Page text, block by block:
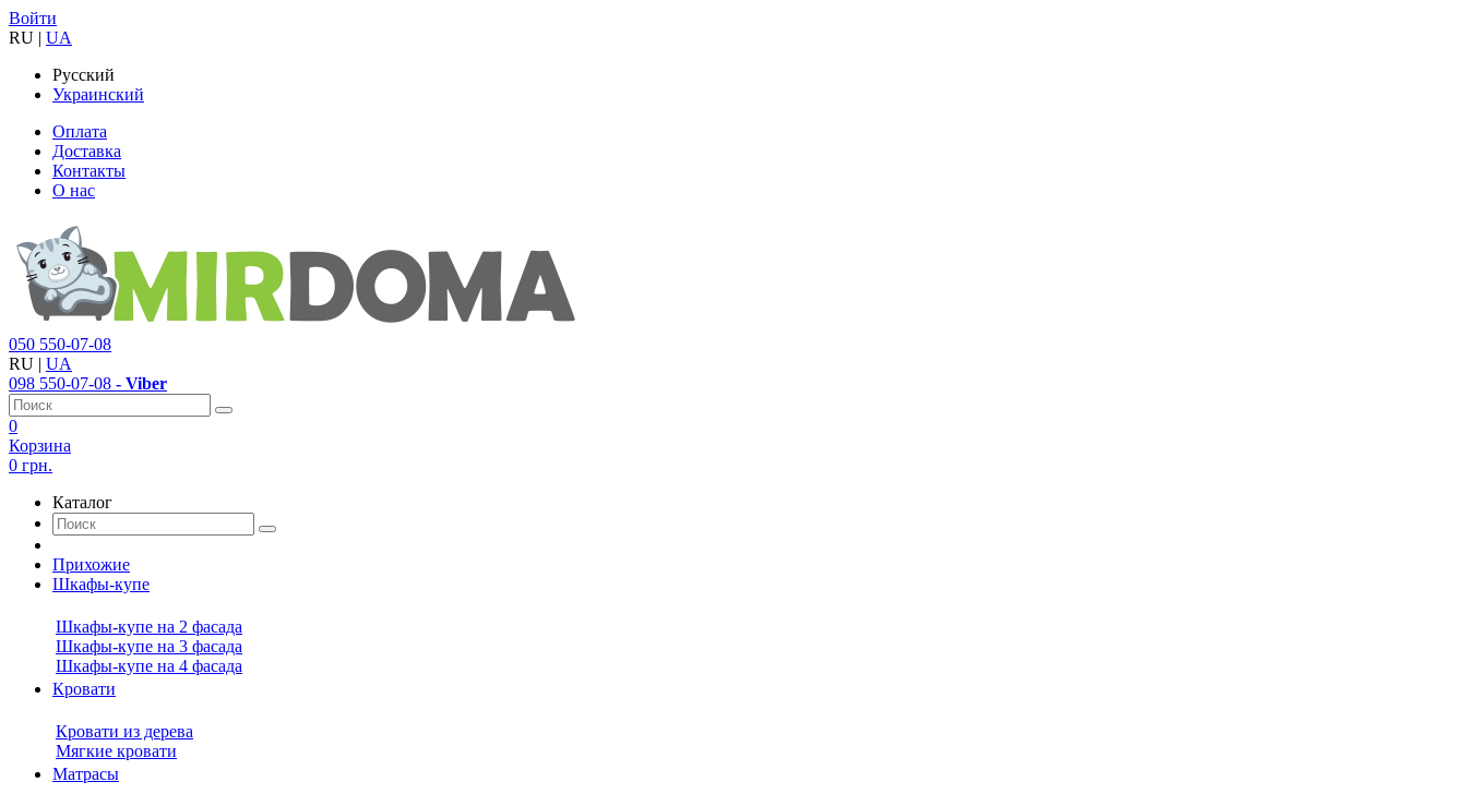
Войти
RU | UA
Русский
Украинский
Оплата
Доставка
Контакты
О нас
050 550-07-08
RU | UA
098 550-07-08 - Viber
0
Корзина
0 грн.
Каталог
Прихожие
Шкафы-купе
Шкафы-купе на 2 фасада
Шкафы-купе на 3 фасада
Шкафы-купе на 4 фасада
Кровати
Кровати из дерева
Мягкие кровати
Матрасы